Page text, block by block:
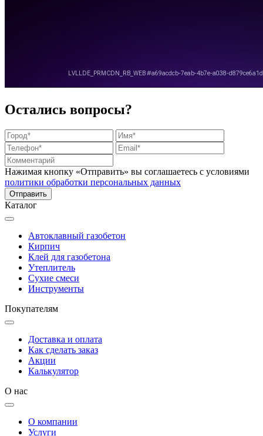
Остались вопросы?
Нажимая кнопку «Отправить» вы соглашаетесь с условиями
политики обработки персональных данных
Каталог
Автоклавный газобетон
Кирпич
Клей для газобетона
Утеплитель
Сухие смеси
Инструменты
Покупателям
Доставка и оплата
Как сделать заказ
Акции
Калькулятор
О нас
О компании
Услуги